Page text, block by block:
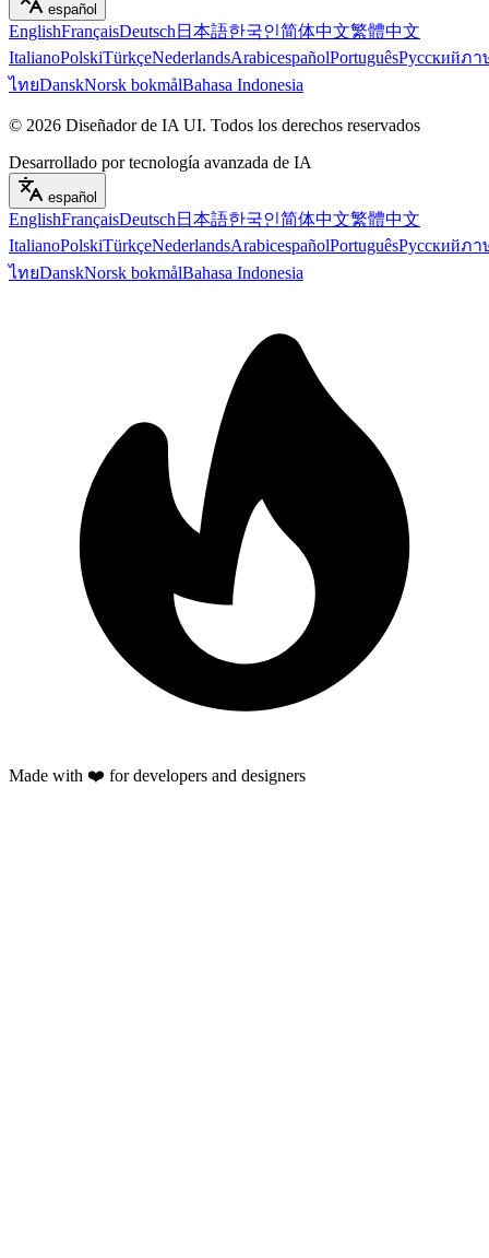
español
EnglishFrançaisDeutsch 日本語한국인简体中文繁體中文
ItalianoPolskiTürkçeNederlandsArabicespañolPortuguêsРусскийภา
ไทยDanskNorsk bokmålBahasa Indonesia
© 2026 Diseñador de IA UI. Todos los derechos reservados
Desarrollado por tecnología avanzada de IA
español
EnglishFrançaisDeutsch 日本語한국인简体中文繁體中文
ItalianoPolskiTürkçeNederlandsArabicespañolPortuguêsРусскийภา
ไทยDanskNorsk bokmålBahasa Indonesia
Made with ❤️ for developers and designers